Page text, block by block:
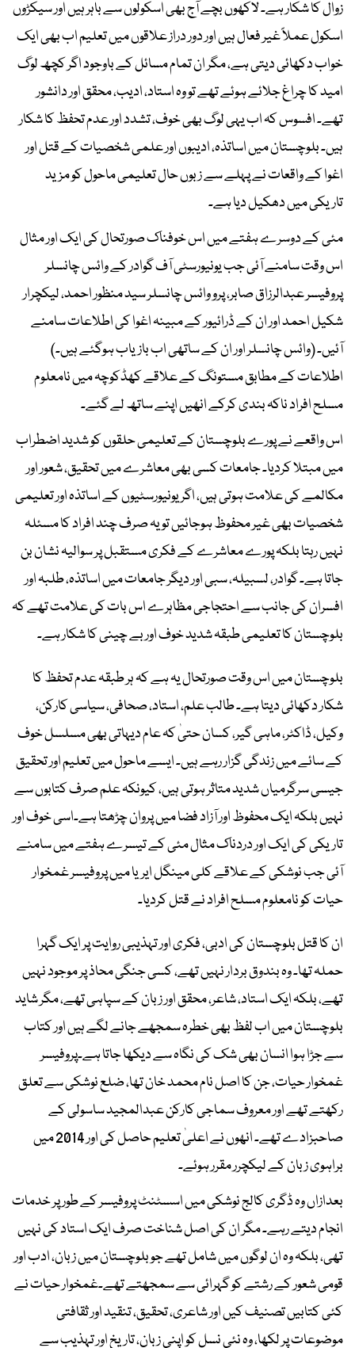
زوال کا شکار ہے۔ لاکھوں بچے آج بھی اسکولوں سے باہر ہیں اور سیکڑوں
اسکول عملاً غیر فعال ہیں اور دور دراز علاقوں میں تعلیم اب بھی ایک
خواب دکھائی دیتی ہے، مگر ان تمام مسائل کے باوجود اگر کچھ لوگ
امید کا چراغ جلائے ہوئے تھے تو وہ استاد، ادیب، محقق اور دانشور
تھے۔ افسوس کہ اب یہی لوگ بھی خوف، تشدد اور عدم تحفظ کا شکار
ہیں۔ بلوچستان میں اساتذہ، ادیبوں اور علمی شخصیات کے قتل اور
اغوا کے واقعات نے پہلے سے زبوں حال تعلیمی ماحول کو مزید
تاریکی میں دھکیل دیا ہے۔
مئی کے دوسرے ہفتے میں اس خوفناک صورتحال کی ایک اور مثال
اس وقت سامنے آئی جب یونیورسٹی آف گوادر کے وائس چانسلر
پروفیسر عبدالرزاق صابر، پرو وائس چانسلر سید منظور احمد، لیکچرار
شکیل احمد اور ان کے ڈرائیور کے مبینہ اغوا کی اطلاعات سامنے
آئیں۔ (وائس چانسلر اور ان کے ساتھی اب بازیاب ہوگئے ہیں۔)
اطلاعات کے مطابق مستونگ کے علاقے کھڈکوچہ میں نامعلوم
مسلح افراد ناکہ بندی کرکے انھیں اپنے ساتھ لے گئے۔
اس واقعے نے پورے بلوچستان کے تعلیمی حلقوں کو شدید اضطراب
میں مبتلا کردیا۔ جامعات کسی بھی معاشرے میں تحقیق، شعور اور
مکالمے کی علامت ہوتی ہیں، اگر یونیورسٹیوں کے اساتذہ اور تعلیمی
شخصیات بھی غیر محفوظ ہوجائیں تو یہ صرف چند افراد کا مسئلہ
نہیں رہتا بلکہ پورے معاشرے کے فکری مستقبل پر سوالیہ نشان بن
جاتا ہے۔ گوادر، لسبیلہ، سبی اور دیگر جامعات میں اساتذہ، طلبہ اور
افسران کی جانب سے احتجاجی مظاہرے اس بات کی علامت تھے کہ
بلوچستان کا تعلیمی طبقہ شدید خوف اور بے چینی کا شکار ہے۔
بلوچستان میں اس وقت صورتحال یہ ہے کہ ہر طبقہ عدم تحفظ کا
شکار دکھائی دیتا ہے۔ طالب علم، استاد، صحافی، سیاسی کارکن،
وکیل، ڈاکٹر، ماہی گیر، کسان حتیٰ کہ عام دیہاتی بھی مسلسل خوف
کے سائے میں زندگی گزار رہے ہیں۔ ایسے ماحول میں تعلیم اور تحقیق
جیسی سرگرمیاں شدید متاثر ہوتی ہیں، کیونکہ علم صرف کتابوں سے
نہیں بلکہ ایک محفوظ اور آزاد فضا میں پروان چڑھتا ہے۔اسی خوف اور
تاریکی کی ایک اور دردناک مثال مئی کے تیسرے ہفتے میں سامنے
آئی جب نوشکی کے علاقے کلی مینگل ایریا میں پروفیسر غمخوار
حیات کو نامعلوم مسلح افراد نے قتل کردیا۔
ان کا قتل بلوچستان کی ادبی، فکری اور تہذیبی روایت پر ایک گہرا
حملہ تھا۔ وہ بندوق بردار نہیں تھے، کسی جنگی محاذ پر موجود نہیں
تھے، بلکہ ایک استاد، شاعر، محقق اور زبان کے سپاہی تھے، مگر شاید
بلوچستان میں اب لفظ بھی خطرہ سمجھے جانے لگے ہیں اور کتاب
سے جڑا ہوا انسان بھی شک کی نگاہ سے دیکھا جاتا ہے۔پروفیسر
غمخوار حیات، جن کا اصل نام محمد خان تھا، ضلع نوشکی سے تعلق
رکھتے تھے اور معروف سماجی کارکن عبدالمجید ساسولی کے
صاحبزادے تھے۔ انھوں نے اعلیٰ تعلیم حاصل کی اور 2014 میں
براہوی زبان کے لیکچرر مقرر ہوئے۔
بعدازاں وہ ڈگری کالج نوشکی میں اسسٹنٹ پروفیسر کے طور پر خدمات
انجام دیتے رہے۔ مگر ان کی اصل شناخت صرف ایک استاد کی نہیں
تھی، بلکہ وہ ان لوگوں میں شامل تھے جو بلوچستان میں زبان، ادب اور
قومی شعور کے رشتے کو گہرائی سے سمجھتے تھے۔غمخوار حیات نے
کئی کتابیں تصنیف کیں اور شاعری، تحقیق، تنقید اور ثقافتی
موضوعات پر لکھا، وہ نئی نسل کو اپنی زبان، تاریخ اور تہذیب سے